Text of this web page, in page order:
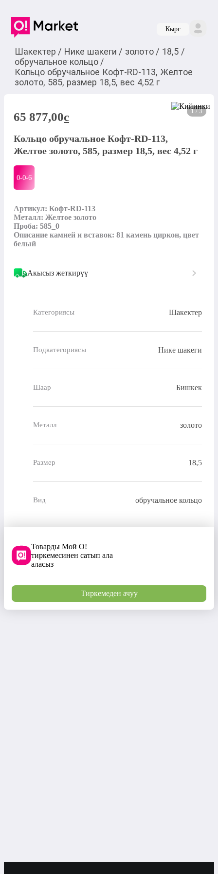
Кырг
Шакектер / Нике шакеги / золото / 18,5 /
обручальное кольцо /
Кольцо обручальное Кофт-RD-113, Желтое
золото, 585, размер 18,5, вес 4,52 г
1 / 3
65 877,00c
Кольцо обручальное Кофт-RD-113,
Желтое золото, 585, размер 18,5, вес 4,52 г
0-0-6
Артикул: Кофт-RD-113
Металл: Желтое золото
Проба: 585_0
Описание камней и вставок: 81 камень циркон, цвет
белый
Акысыз жеткирүү
Категориясы Шакектер
Подкатегориясы Нике шакеги
Шаар Бишкек
Металл золото
Размер 18,5
Вид обручальное кольцо
Товарды Мой О!
тиркемесинен сатып ала
аласыз
Тиркемеден ачуу